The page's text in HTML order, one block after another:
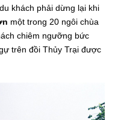
khách phải dừng lại khi
một trong 20 ngôi chùa
chiêm ngưỡng bức
trên đồi Thủy Trại được